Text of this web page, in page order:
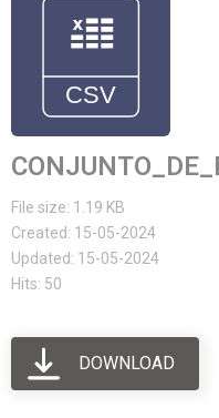
File size: 1.19 KB
Created: 15-05-2024
Updated: 15-05-2024
Hits: 50
DOWNLOAD